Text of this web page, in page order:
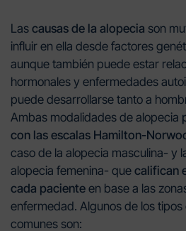
Las causas de la alopecia son
influir en ella desde factores
aunque también puede estar
hormonales y enfermedades
puede desarrollarse tanto a
Ambas modalidades de alopecia
con las escalas Hamilton-
caso de la alopecia masculina- y
alopecia femenina- que califican
cada paciente en base a las
enfermedad. Algunos de los
comunes son: